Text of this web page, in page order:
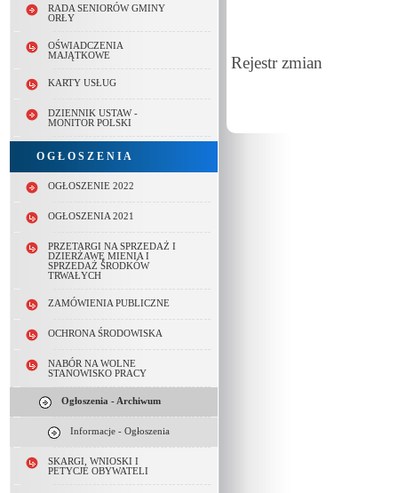
RADA SENIORÓW GMINY
ORŁY
OŚWIADCZENIA
MAJĄTKOWE
KARTY USŁUG
DZIENNIK USTAW -
MONITOR POLSKI
O G Ł O S Z E N I A
OGŁOSZENIE 2022
OGŁOSZENIA 2021
PRZETARGI NA SPRZEDAŻ I
DZIERŻAWĘ MIENIA I
SPRZEDAŻ ŚRODKÓW
TRWAŁYCH
ZAMÓWIENIA PUBLICZNE
OCHRONA ŚRODOWISKA
NABÓR NA WOLNE
STANOWISKO PRACY
Ogłoszenia - Archiwum
Informacje - Ogłoszenia
SKARGI, WNIOSKI I
PETYCJE OBYWATELI
Rejestr zmian